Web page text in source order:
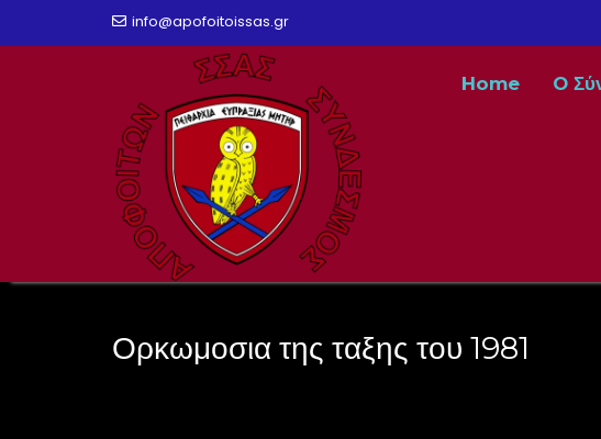
info@apofoitoissas.gr
Home O
Ορκωμοσια της ταξης του 1981